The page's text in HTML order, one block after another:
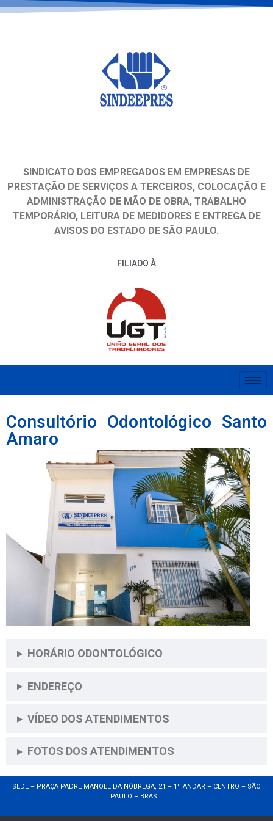
SINDICATO DOS EMPREGADOS EM EMPRESAS DE
PRESTAÇÃO DE SERVIÇOS A TERCEIROS, COLOCAÇÃO E
ADMINISTRAÇÃO DE MÃO DE OBRA, TRABALHO
TEMPORÁRIO, LEITURA DE MEDIDORES E ENTREGA DE
AVISOS DO ESTADO DE SÃO PAULO.
FILIADO À
Consultório Odontológico Santo
Amaro
HORÁRIO ODONTOLÓGICO
ENDEREÇO
VÍDEO DOS ATENDIMENTOS
FOTOS DOS ATENDIMENTOS
SEDE – PRAÇA PADRE MANOEL DA NÓBREGA, 21 – 1º ANDAR – CENTRO – SÃO
PAULO – BRASIL